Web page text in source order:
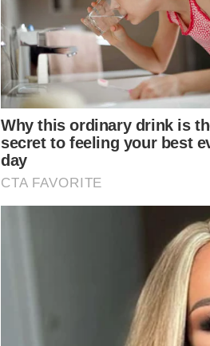
O próprio Bolsonaro já conhece o